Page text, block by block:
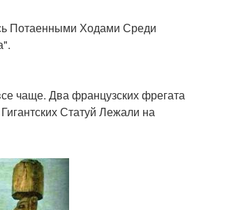
Потаенными Ходами Среди
чаще. Два французских фрегата
Статуй Лежали на